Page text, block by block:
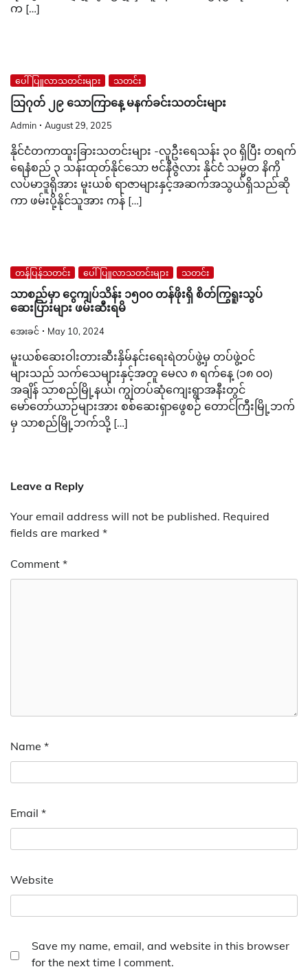
က […]
ပေါ်ပြူလာသတင်းများ သတင်း
သြဂုတ် ၂၉ သောကြာနေ့ မနက်ခင်းသတင်းများ
Admin August 29, 2025
နိုင်ငံတကာထူးခြားသတင်းများ -လူဦးရေသန်း ၃၀ ရှိပြီး တရက်
ရေနံစည် ၃ သန်းထုတ်နိုင်သော ဗင်နီဇွဲလား နိုင်ငံ သမ္မတ နိကို
လပ်မာဒူရိုအား မူးယစ် ရာဇာများနှင့်အဆက်အသွယ်ရှိသည်ဆို
ကာ ဖမ်းပို့နိုင်သူအား ကန် […]
တန်ပြန်သတင်း ပေါ်ပြူလာသတင်းများ သတင်း
သာစည်မှာ ငွေကျပ်သိန်း ၁၅၀၀ တန်ဖိုးရှိ စိတ်ကြွရူးသွပ်
ဆေးပြားများ ဖမ်းဆီးရမိ
အေးခင် May 10, 2024
မူးယစ်ဆေးဝါးတားဆီးနှိမ်နင်းရေးရဲတပ်ဖွဲ့မှ တပ်ဖွဲ့ဝင်
များသည် သက်သေများနှင့်အတူ မေလ ၈ ရက်နေ့ (၁၈ ၀၀)
အချိန် သာစည်မြို့နယ်၊ ကျွဲတပ်ဆုံကျေးရွာအနီးတွင်
မော်တော်ယာဉ်များအား စစ်ဆေးရှာဖွေစဉ် တောင်ကြီးမြို့ဘက်
မှ သာစည်မြို့ဘက်သို့ […]
Leave a Reply
Your email address will not be published. Required
fields are marked *
Comment *
Name *
Email *
Website
Save my name, email, and website in this browser
for the next time I comment.